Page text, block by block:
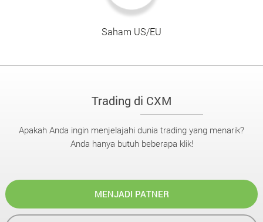
Saham US/EU
Trading di CXM
Apakah Anda ingin menjelajahi dunia trading yang menarik?
Anda hanya butuh beberapa klik!
MENJADI PATNER